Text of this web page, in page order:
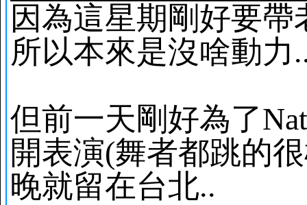
因為這星期剛好要
所以本來是沒啥動力
但前一天剛好為了
開表演(舞者都跳的
晚就留在台北..